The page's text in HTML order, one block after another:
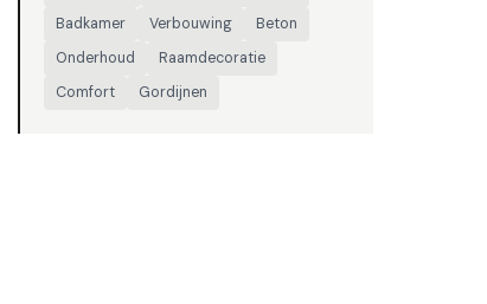
Badkamer
Verbouwing
Beton
Onderhoud
Raamdecoratie
Comfort
Gordijnen